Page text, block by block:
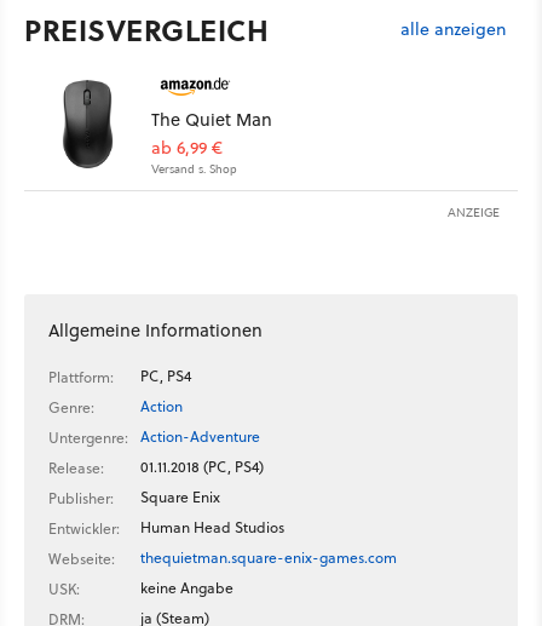
PREISVERGLEICH alle anzeigen
The Quiet Man
ab 6,99 €
Versand s. Shop
ANZEIGE
Allgemeine Informationen
Plattform:
PC, PS4
Genre:
Action
Untergenre:
Action-Adventure
Release:
01.11.2018 (PC, PS4)
Publisher:
Square Enix
Entwickler:
Human Head Studios
Webseite:
thequietman.square-enix-games.com
USK:
keine Angabe
DRM:
ja (Steam)